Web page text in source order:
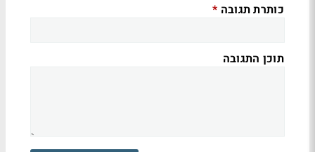
כותרת תגובה *
תוכן התגובה